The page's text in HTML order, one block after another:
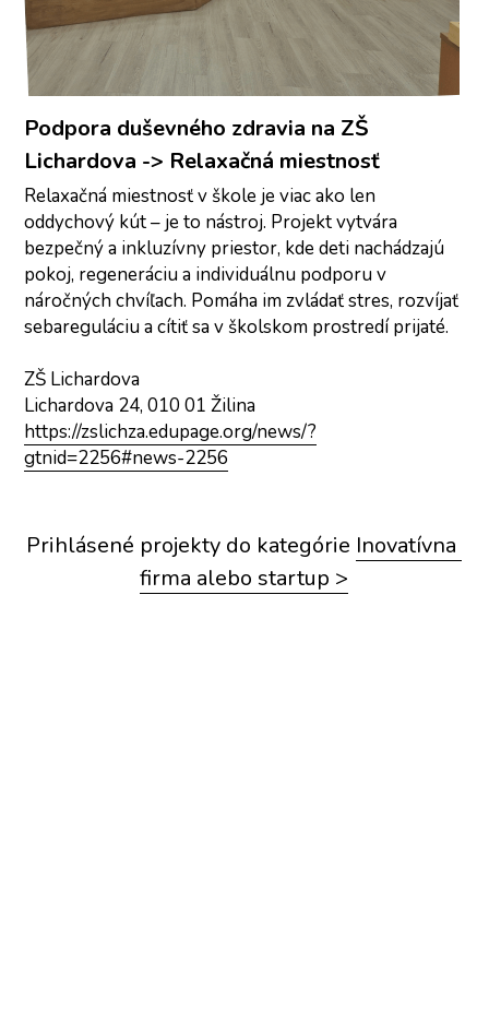
Podpora duševného zdravia na ZŠ
Lichardova -> Relaxačná miestnosť
Relaxačná miestnosť v škole je viac ako len
oddychový kút – je to nástroj. Projekt vytvára
bezpečný a inkluzívny priestor, kde deti nachádzajú
pokoj, regeneráciu a individuálnu podporu v
náročných chvíľach. Pomáha im zvládať stres, rozvíjať
sebareguláciu a cítiť sa v školskom prostredí prijaté.
ZŠ Lichardova
Lichardova 24, 010 01 Žilina
https://zslichza.edupage.org/news/?
gtnid=2256#news-2256
Prihlásené projekty do kategórie Inovatívna
firma alebo startup >